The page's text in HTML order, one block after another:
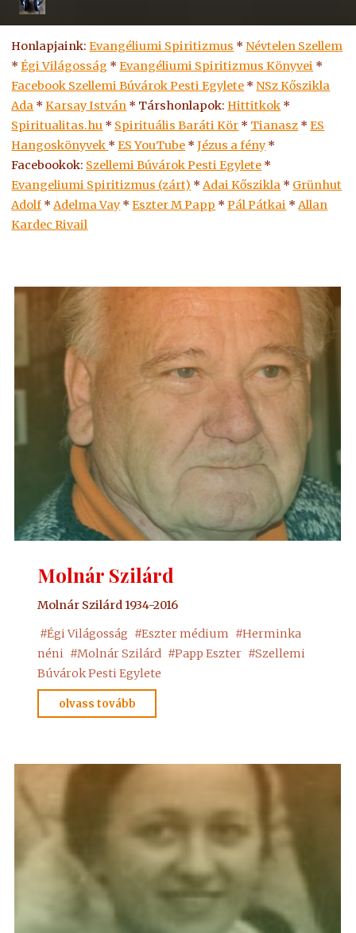
Honlapjaink:Evangéliumi Spiritizmus * Névtelen Szellem
*Égi Világosság *Evangéliumi Spiritizmus Könyvei *
Facebook Szellemi Búvárok Pesti Egylete * NSz Kőszikla
Ada *Karsay István * Társhonlapok:Hittitkok *
Spiritualitas.hu * Spirituális Baráti Kör * Tianasz *ES
Hangoskönyvek *ESYouTube *Jézus a fény *
Facebookok: Szellemi Búvárok Pesti Egylete *
Evangeliumi Spiritizmus (zárt) *Adai Kőszikla * Grünhut
Adolf *Adelma Vay *Eszter M Papp *Pál Pátkai *Allan
Kardec Rivail
Molnár Szilárd
Molnár Szilárd 1934-2016
#Égi Világosság #Eszter médium #Herminka
néni
#Molnár Szilárd #Papp Eszter #Szellemi
Búvárok Pesti Egylete
olvass tovább
Szilárd"